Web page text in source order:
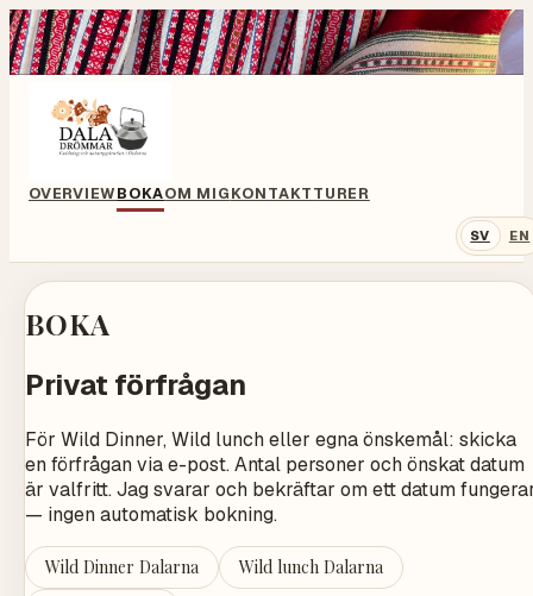
OVERVIEWBOKAOM MIGKONTAKTTURER
SV EN
BOKA
Privat förfrågan
För Wild Dinner, Wild lunch eller egna önskemål: skicka
en förfrågan via e-post. Antal personer och önskat datum
är valfritt. Jag svarar och bekräftar om ett datum
— ingen automatisk bokning.
Wild Dinner Dalarna
Wild lunch Dalarna